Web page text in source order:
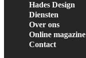
Hades Design
Diensten
Over ons
Online magazine
Contact